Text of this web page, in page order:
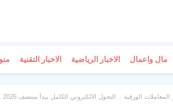
مال واعمال الاخبار الرياضية الاخبار التقنية
الورقية .. التحول الالكتروني الكامل يبدأ منتصف 2026 .